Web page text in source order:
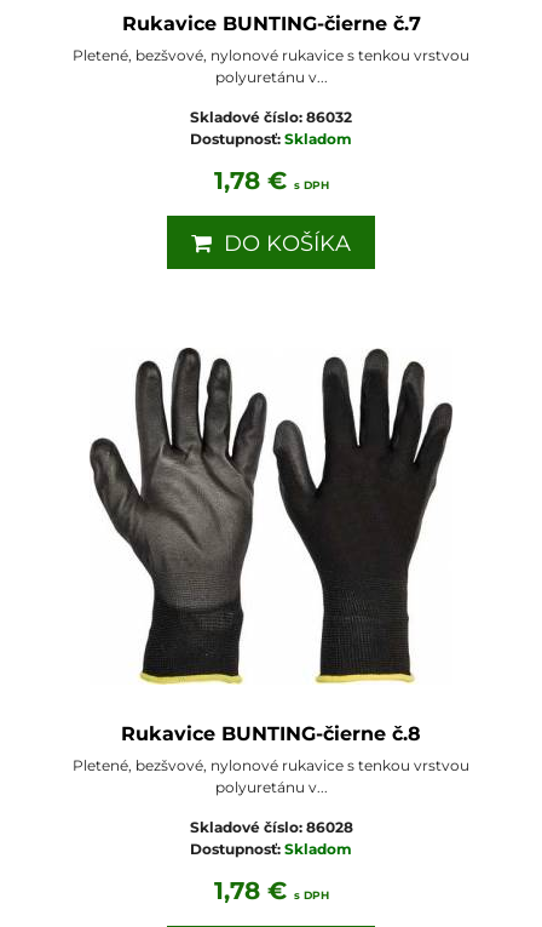
Rukavice BUNTING-čierne č.7
Pletené, bezšvové, nylonové rukavice s tenkou vrstvou
polyuretánu v...
Skladové číslo: 86032
Dostupnosť: Skladom
1,78 € s DPH
DO KOŠÍKA
Rukavice BUNTING-čierne č.8
Pletené, bezšvové, nylonové rukavice s tenkou vrstvou
polyuretánu v...
Skladové číslo: 86028
Dostupnosť: Skladom
1,78 € s DPH